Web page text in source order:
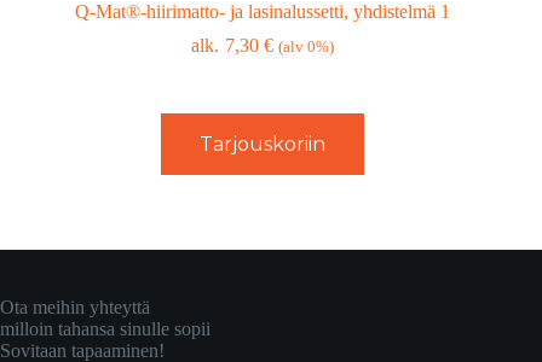
Q-Mat®-hiirimatto- ja lasinalussetti, yhdistelmä 1
7,30€ (alv 0%)
Tarjouskoriin
Ota meihin yhteyttä
milloin tahansa sinulle sopii
Sovitaan tapaaminen!